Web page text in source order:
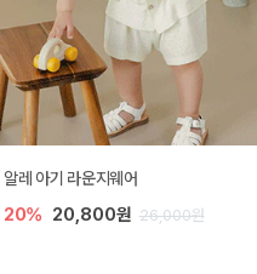
알레 아기 라운지웨어
20% 20,800원 26,000원